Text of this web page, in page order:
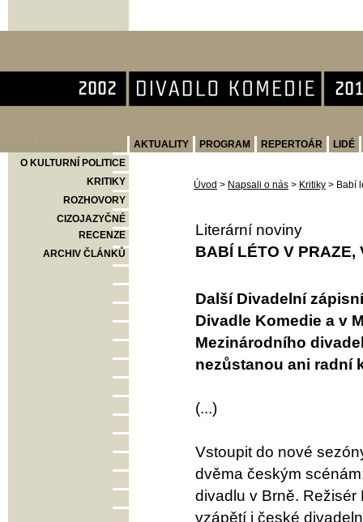
AKTUALITY PROGRAM REPERTOÁR
LIDÉ
O KULTURNÍ POLITICE
KRITIKY
ROZHOVORY
CIZOJAZYČNÉ
RECENZE
ARCHIV ČLÁNKŮ
Úvod > Napsali o nás > Kritiky > Babí
Literární noviny
BABÍ LÉTO V PRAZE,
Další Divadelní
Divadle Komedie a v
Mezinárodního
nezůstanou ani radní
(...)
Vstoupit do nové
dvěma českým
divadlu v Brně.
vzápětí i české